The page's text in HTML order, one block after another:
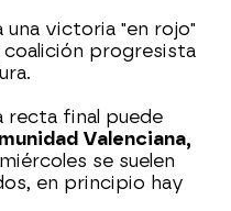
una victoria "en rojo"
progresista
recta final puede
Valenciana,
se suelen
en principio hay